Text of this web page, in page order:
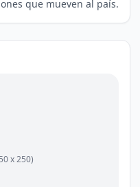
que mueven al país.
x 250)